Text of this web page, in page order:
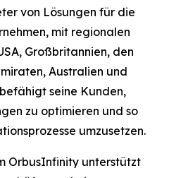
von Lösungen für die
mit regionalen
Großbritannien, den
Australien und
seine Kunden,
zu optimieren und so
umzusetzen.
OrbusInfinity unterstützt